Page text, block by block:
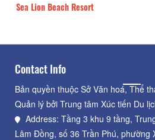
Sea Lion Beach Resort
Contact Info
Bản quyền thuộc Sở Văn hoá, Thể
Quản lý bởi Trung tâm Xúc tiến Du
Address: Tầng 3 khu 9 tầng,
Lâm Đồng, số 36 Trần Phú, phường